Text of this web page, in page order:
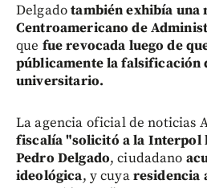
Delgadotambién exhibía
Centroamericano de
que fue revocada luego de
públicamente la falsificación
universitario.
La agencia oficial de noticias
fiscalía "solicitó a la Interpol
Pedro Delgado, ciudadano
ideológica, y cuyaresidencia